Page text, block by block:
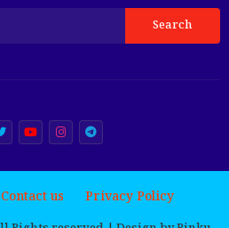
Contact us Privacy Policy